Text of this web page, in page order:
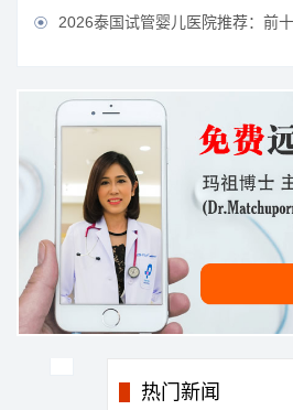
 2026泰国试管婴儿医院推荐：前十
热门新闻